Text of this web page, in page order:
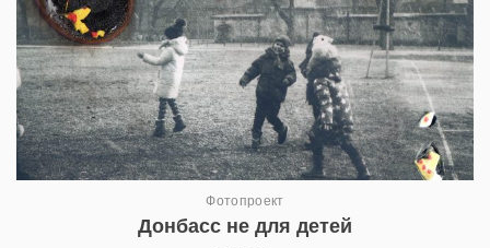
Фотопроект
Донбасс не для детей